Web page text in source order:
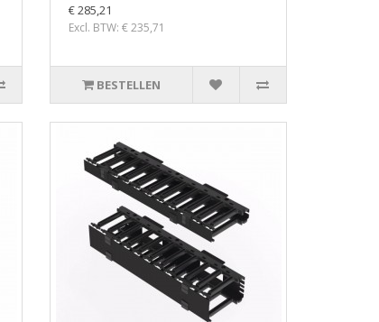
€ 285,21
Excl. BTW: € 235,71
BESTELLEN